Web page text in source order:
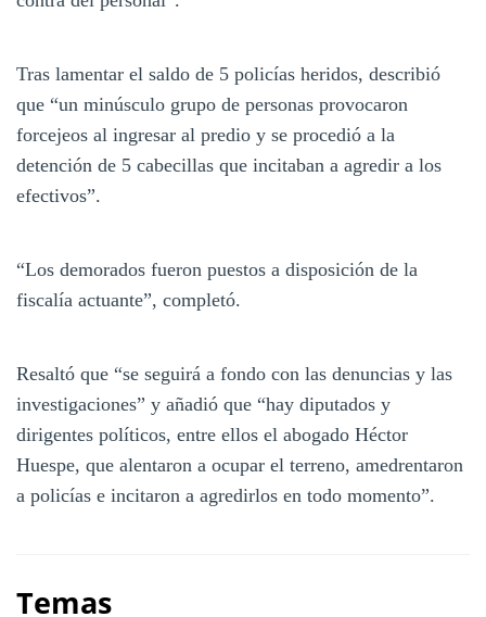
Tras lamentar el saldo de 5 policías heridos, describió
que “un minúsculo grupo de personas provocaron
forcejeos al ingresar al predio y se procedió a la
detención de 5 cabecillas que incitaban a agredir a los
efectivos”.
“Los demorados fueron puestos a disposición de la
fiscalía actuante”, completó.
Resaltó que “se seguirá a fondo con las denuncias y las
investigaciones” y añadió que “hay diputados y
dirigentes políticos, entre ellos el abogado Héctor
Huespe, que alentaron a ocupar el terreno, amedrentaron
a policías e incitaron a agredirlos en todo momento”.
Temas